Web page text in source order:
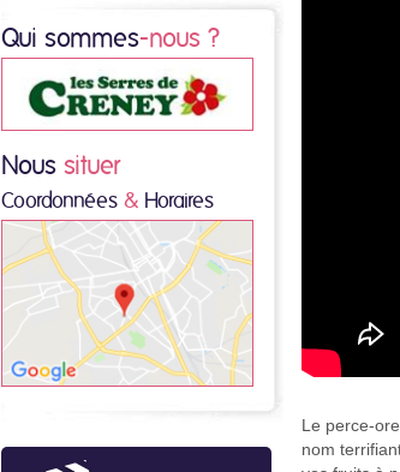
Qui sommes-nous ?
Nous situer
Coordonnées & Horaires
Le perce-
nom